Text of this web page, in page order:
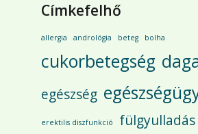
Címkefelhő
allergia andrológia beteg bolha
cukorbetegség
egészség
erektilis diszfunkció fülgyulladás